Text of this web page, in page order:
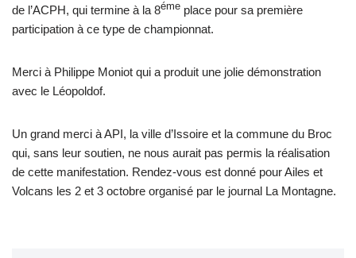
de l’ACPH, qui termine à la 8éme place pour sa première
participation à ce type de championnat.
Merci à Philippe Moniot qui a produit une jolie démonstration
avec le Léopoldof.
Un grand merci à API, la ville d’Issoire et la commune du Broc
qui, sans leur soutien, ne nous aurait pas permis la réalisation
de cette manifestation. Rendez-vous est donné pour Ailes et
Volcans les 2 et 3 octobre organisé par le journal La Montagne.